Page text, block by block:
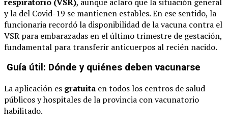
y la del Covid-19 se mantienen estables. En ese sentido, la
funcionaria recordó la disponibilidad de la vacuna contra el
VSR para embarazadas en el último trimestre de gestación,
fundamental para transferir anticuerpos al recién nacido.
Guía útil: Dónde y quiénes deben vacunarse
La aplicación es gratuita en todos los centros de salud
públicos y hospitales de la provincia con vacunatorio
habilitado.